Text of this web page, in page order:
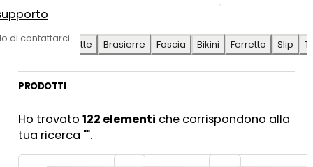
di contattarci
SUGGERITE
Antilope
Coulotte Brasierre Fascia Bikini Ferretto Slip
PRODOTTI
Ho trovato122 elementi che corrispondono alla
tua ricerca "".